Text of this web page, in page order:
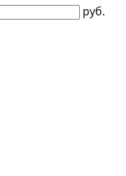
руб.